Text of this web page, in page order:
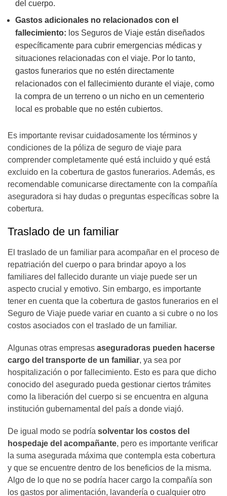
del cuerpo.
Gastos adicionales no relacionados con el
fallecimiento: los Seguros de Viaje están diseñados
específicamente para cubrir emergencias médicas y
situaciones relacionadas con el viaje. Por lo tanto,
gastos funerarios que no estén directamente
relacionados con el fallecimiento durante el viaje, como
la compra de un terreno o un nicho en un cementerio
local es probable que no estén cubiertos.
Es importante revisar cuidadosamente los términos y
condiciones de la póliza de seguro de viaje para
comprender completamente qué está incluido y qué está
excluido en la cobertura de gastos funerarios. Además, es
recomendable comunicarse directamente con la compañía
aseguradora si hay dudas o preguntas específicas sobre la
cobertura.
Traslado de un familiar
El traslado de un familiar para acompañar en el proceso de
repatriación del cuerpo o para brindar apoyo a los
familiares del fallecido durante un viaje puede ser un
aspecto crucial y emotivo. Sin embargo, es importante
tener en cuenta que la cobertura de gastos funerarios en el
Seguro de Viaje puede variar en cuanto a si cubre o no los
costos asociados con el traslado de un familiar.
Algunas otras empresas aseguradoras pueden hacerse
cargo del transporte de un familiar, ya sea por
hospitalización o por fallecimiento. Esto es para que dicho
conocido del asegurado pueda gestionar ciertos trámites
como la liberación del cuerpo si se encuentra en alguna
institución gubernamental del país a donde viajó.
De igual modo se podría solventar los costos del
hospedaje del acompañante, pero es importante verificar
la suma asegurada máxima que contempla esta cobertura
y que se encuentre dentro de los beneficios de la misma.
Algo de lo que no se podría hacer cargo la compañía son
los gastos por alimentación, lavandería o cualquier otro